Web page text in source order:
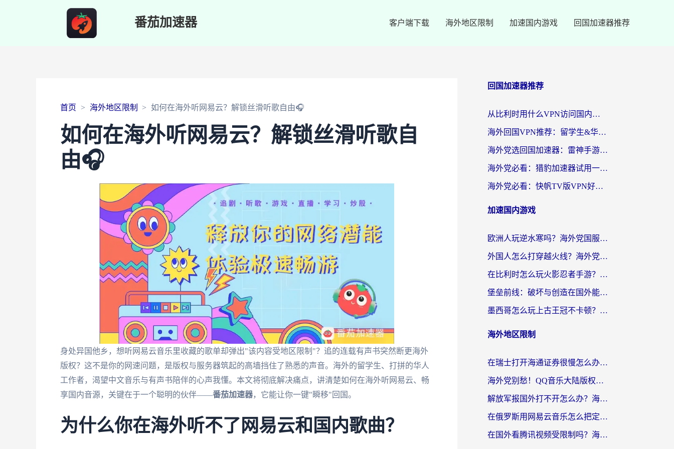
番茄加速器 客户端下载 海外地区限制 加速国内游戏 回国加速器推荐
首页 海外地区限制 如何在海外听网易云？解锁丝滑听歌自由🎧
如何在海外听网易云？解锁丝滑听歌自
由🎧
身处异国他乡，想听网易云音乐里收藏的歌单却弹出"该内容受地区限制"？追的连载有声书突然断更海外
版权？这不是你的网速问题，是版权与服务器筑起的高墙挡住了熟悉的声音。海外的留学生、打拼的华人
工作者，渴望中文音乐与有声书陪伴的心声我懂。本文将彻底解决痛点，讲清楚如何在海外听网易云、畅
享国内音源，关键在于一个聪明的伙伴——番茄加速器，它能让你一键"瞬移"回国。
为什么你在海外听不了网易云和国内歌曲？
回国加速器推荐
从比利时用什么VPN访问国内？3年海外党亲测有效的无缝回国上网指南
海外回国VPN推荐：留学生&华人无缝访问国内资源的实用指南
海外党选回国加速器：雷神手游和SpeedCN哪个好？附避坑指南
海外党必看：猎豹加速器试用一小时后，我终于找到无缝访问国内资源的正确姿势
海外党必看：快帆TV版VPN好用吗？和畅游VPN对比哪个回国效果更好？附实用选择指南
加速国内游戏
欧洲人玩逆水寒吗？海外党国服游戏畅玩终极指南（附低延迟秘籍）
外国人怎么打穿越火线？海外党国服游戏加速器终极攻略（附3大热门游戏解决方案）
在比利时怎么玩火影忍者手游？海外党亲测有效的国服游戏加速指南
堡垒前线：破坏与创造在国外能玩国服吗？海外玩家国服畅玩终极指南
墨西哥怎么玩上古王冠不卡顿？海外党国服游戏加速器选择全攻略
海外地区限制
在瑞士打开海通证券很慢怎么办？留学生&海外华人的回国加速全攻略
海外党别愁！QQ音乐大陆版权限制怎么破？附咪咕视频、B站地区限制解除全攻略
解放军报国外打不开怎么办？海外华人必备回国加速指南，看奥运拳击、听酷狗音乐全搞定
在俄罗斯用网易云音乐怎么把定位修改到中国国内？海外党听歌自由的钥匙找到了
在国外看腾讯视频受限制吗？海外党亲测有效的回国加速器选择指南